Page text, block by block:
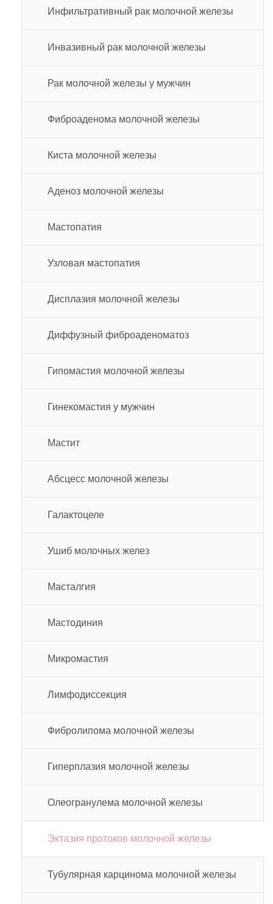
Инфильтративный рак молочной железы
Инвазивный рак молочной железы
Рак молочной железы у мужчин
Фиброаденома молочной железы
Киста молочной железы
Аденоз молочной железы
Мастопатия
Узловая мастопатия
Дисплазия молочной железы
Диффузный фиброаденоматоз
Гипомастия молочной железы
Гинекомастия у мужчин
Мастит
Абсцесс молочной железы
Галактоцеле
Ушиб молочных желез
Масталгия
Мастодиния
Микромастия
Лимфодиссекция
Фибролипома молочной железы
Гиперплазия молочной железы
Олеогранулема молочной железы
Эктазия протоков молочной железы
Тубулярная карцинома молочной железы